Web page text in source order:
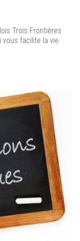
Trois Frontières
vous facilite la vie